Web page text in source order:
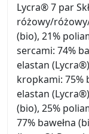
Lycra® 7 par
różowy/
(bio), 21%
sercami: 74%
elastan
kropkami: 75%
elastan
(bio), 25%
77% bawełna